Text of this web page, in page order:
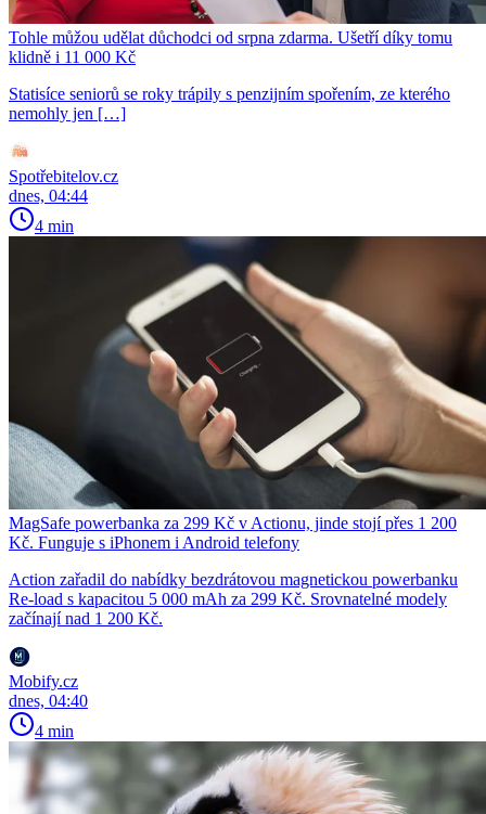
Tohle můžou udělat důchodci od srpna zdarma. Ušetří díky tomu
klidně i 11 000 Kč
Statisíce seniorů se roky trápily s penzijním spořením, ze kterého
nemohly jen […]
Spotřebitelov.cz
dnes, 04:44
4 min
MagSafe powerbanka za 299 Kč v Actionu, jinde stojí přes 1 200
Kč. Funguje s iPhonem i Android telefony
Action zařadil do nabídky bezdrátovou magnetickou powerbanku
Re-load s kapacitou 5 000 mAh za 299 Kč. Srovnatelné modely
začínají nad 1 200 Kč.
Mobify.cz
dnes, 04:40
4 min